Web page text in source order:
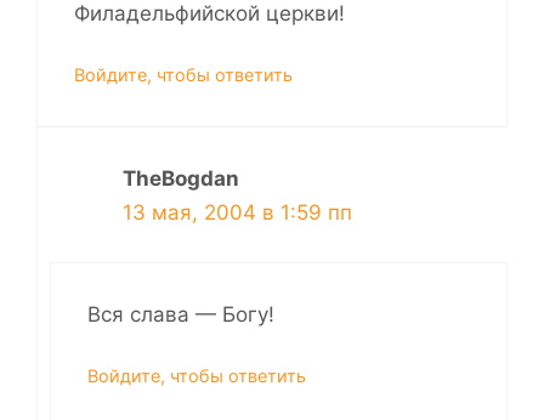
Филадельфийской церкви!
Войдите, чтобы ответить
TheBogdan
13 мая, 2004 в 1:59 пп
Вся слава — Богу!
Войдите, чтобы ответить